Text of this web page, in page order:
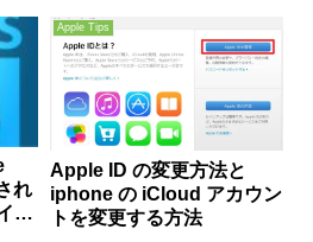
れ
を
Apple Tips
Apple ID の変更方法と
iphone の iCloud アカウン
トを変更する方法